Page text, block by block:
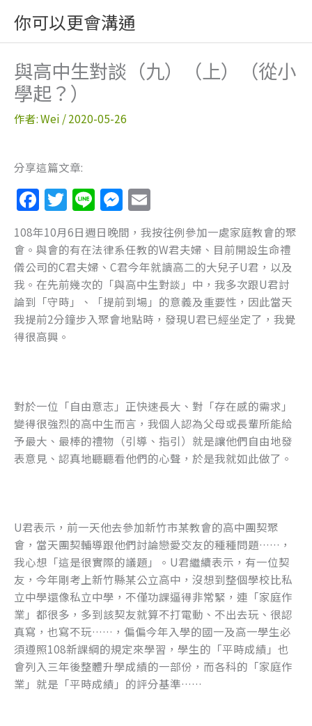
主
你可以更會溝通
與高中生對談（九）（上）（從小
學起？）
作者:Wei /2020-05-26
分享這篇文章:
F
a
c
e
b
o
o
T
w
itt
er
Li
n
e
M
e
ss
e
n
g
er
m
ai
l
108年10月6日週日晚間，我按往例參加一處家庭教會的聚
會。與會的有在法律系任教的W君夫婦、目前開設生命禮
儀公司的C君夫婦、C君今年就讀高二的大兒子U君，以及
我。在先前幾次的「與高中生對談」中，我多次跟U君討
論到「守時」、「提前到場」的意義及重要性，因此當天
我提前2分鐘步入聚會地點時，發現U君已經坐定了，我覺
得很高興。
對於一位「自由意志」正快速長大、對「存在感的需求」
變得很強烈的高中生而言，我個人認為父母或長輩所能給
予最大、最棒的禮物（引導、指引）就是讓他們自由地發
表意見、認真地聽聽看他們的心聲，於是我就如此做了。
U君表示，前一天他去參加新竹市某教會的高中團契聚
會，當天團契輔導跟他們討論戀愛交友的種種問題……，
我心想「這是很實際的議題」。U君繼續表示，有一位契
友，今年剛考上新竹縣某公立高中，沒想到整個學校比私
立中學還像私立中學，不僅功課逼得非常緊，連「家庭作
業」都很多，多到該契友就算不打電動、不出去玩、很認
真寫，也寫不玩……，偏偏今年入學的國一及高一學生必
須遵照108新課綱的規定來學習，學生的「平時成績」也
會列入三年後整體升學成績的一部份，而各科的「家庭作
業」就是「平時成績」的評分基準……